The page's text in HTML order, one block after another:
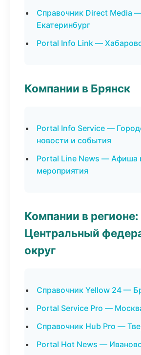
Справочник Direct Media
Екатеринбург
Portal Info Link —
Компании в Брянск
Portal Info Service —
новости и события
Portal Line News — Афиша
мероприятия
Компании в регионе:
Центральный
округ
Справочник Yellow 24 —
Portal Service Pro —
Справочник Hub Pro —
Portal Hot News —